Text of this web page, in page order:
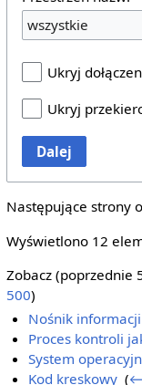
wszystkie
Ukryj
Ukryj
Dalej
Następujące strony
Wyświetlono 12
Zobacz (poprzednie
500)
Nośnik informacji
Proces kontroli
System
Kod kreskowy ‎(←